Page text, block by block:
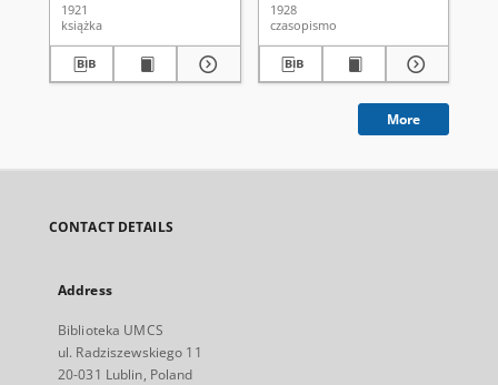
1921
książka
1928
czasopismo
More
CONTACT DETAILS
Address
Biblioteka UMCS
ul. Radziszewskiego 11
20-031 Lublin, Poland